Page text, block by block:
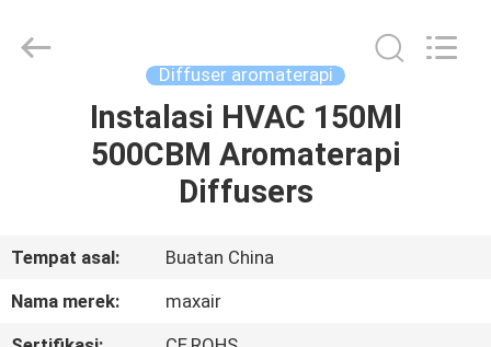
RUMAH
TENTANG
KAMI
Diffuser aromaterapi
Instalasi HVAC 150Ml
500CBM Aromaterapi
Diffusers
Tempat asal:
Buatan China
Nama merek:
maxair